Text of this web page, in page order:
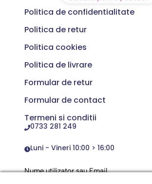
Politica de confidentialitate
Politica de retur
Politica cookies
Politica de livrare
Formular de retur
Formular de contact
Termeni si conditii
0733 281 249
Luni - Vineri 10:00 > 16:00
Nume utilizator sau Email